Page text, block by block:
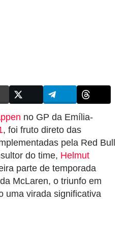
no GP da Emília-
, foi fruto direto das
pela Red Bull
do time, Helmut
parte de temporada
McLaren, o triunfo em
uma virada significativa